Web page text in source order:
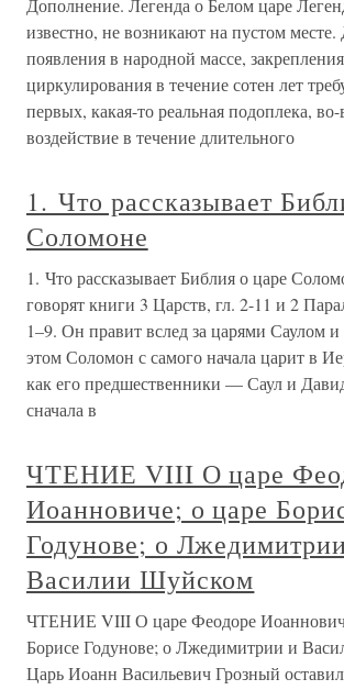
Дополнение. Легенда о Белом царе
известно, не возникают на пустом
появления в народной массе,
циркулирования в течение сотен лет
первых, какая-то реальная подоплека,
воздействие в течение длительного
1. Что рассказывает
Соломоне
1. Что рассказывает Библия о царе
говорят книги 3 Царств, гл. 2-11 и 2
1–9. Он правит вслед за царями Саулом
этом Соломон с самого начала царит в
как его предшественники — Саул и
сначала в
ЧТЕНИЕ VIII О царе
Иоанновиче; о царе
Годунове; о
Василии Шуйском
ЧТЕНИЕ VIII О царе Феодоре
Борисе Годунове; о Лжедимитрии и
Царь Иоанн Васильевич Грозный